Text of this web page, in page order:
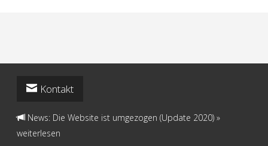
Kontakt
News: Die Website ist umgezogen (Update 2020)»
weiterlesen